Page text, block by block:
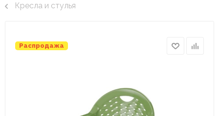
Кресла и стулья
Распродажа